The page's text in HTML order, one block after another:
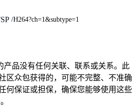
/H264?ch=1&subtype=1
产品没有任何关联、联系或关系。此
区众包获得的，可能不完整、不准确
何保证或担保，确保您能够使用这些